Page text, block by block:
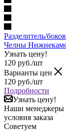
Разделитель/
Челны
Узнать цену!
120 руб./шт
Варианты цен
120 руб./шт
Подробности
Узнать цену!
Наши менеджеры
условия заказа
Советуем